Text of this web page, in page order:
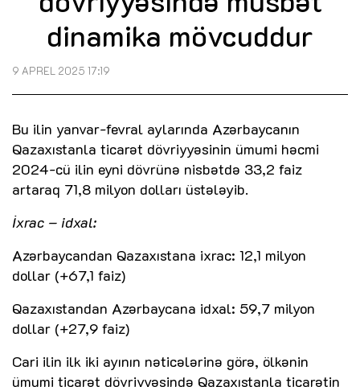
dinamika mövcuddur
9 APREL 2025 17:19
Bu ilin yanvar-fevral aylarında Azərbaycanın
Qazaxıstanla ticarət dövriyyəsinin ümumi həcmi
2024-cü ilin eyni dövrünə nisbətdə 33,2 faiz
artaraq 71,8 milyon dolları üstələyib.
İxrac – idxal:
Azərbaycandan Qazaxıstana ixrac: 12,1 milyon
dollar (+67,1 faiz)
Qazaxıstandan Azərbaycana idxal: 59,7 milyon
dollar (+27,9 faiz)
Cari ilin ilk iki ayının nəticələrinə görə, ölkənin
ümumi ticarət dövriyyəsində Qazaxıstanla ticarətin